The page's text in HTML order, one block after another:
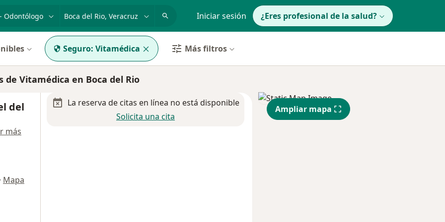
enfermedad o nombre Iniciar sesión ¿Eres profesional de la salud?
Seguro: Vitamédica Más filtros
Vitamédica en Boca del Rio
del
más
Mapa
La reserva de citas en línea no está disponible
Solicita una cita
Ampliar mapa